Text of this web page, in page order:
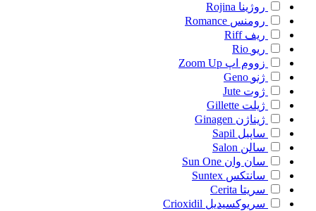
روژینا Rojina
رومنس Romance
ریف Riff
ریو Rio
زووم اپ Zoom Up
ژنو Geno
ژوت Jute
ژیلت Gillette
ژیناژن Ginagen
ساپیل Sapil
سالن Salon
سان وان Sun One
سانتکس Suntex
سریتا Cerita
سریوکسیدیل Crioxidil